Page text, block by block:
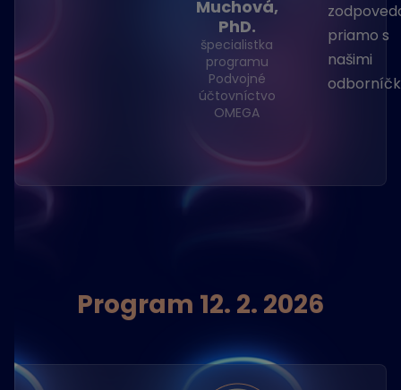
Muchová,
PhD.
špecialistka
programu
Podvojné
účtovníctvo
OMEGA
priamo s
našimi
Program 12. 2. 2026